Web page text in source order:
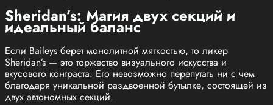
Sheridan’s: Магия двух секций и
идеальный баланс
Если Baileys берет монолитной мягкостью, то ликер
Sheridan’s — это торжество визуального искусства и
вкусового контраста. Его невозможно перепутать ни с чем
благодаря уникальной раздвоенной бутылке, состоящей из
двух автономных секций.